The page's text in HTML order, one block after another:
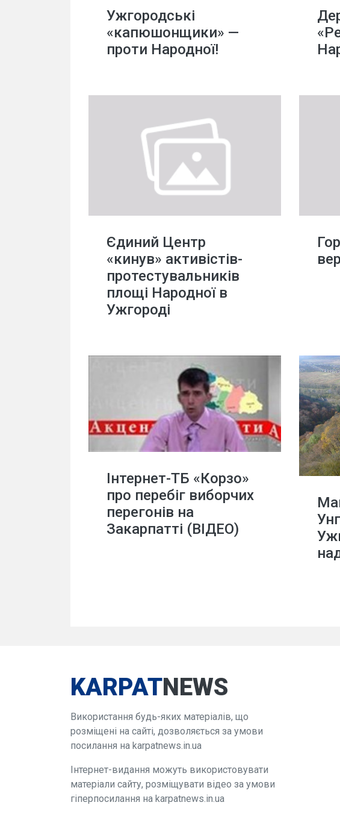
Ужгородські
«капюшонщики» —
проти Народної!
Єдиний Центр
«кинув» активістів-
протестувальників
площі Народної в
Ужгороді
Інтернет-ТБ «Корзо»
про перебіг виборчих
перегонів на
Закарпатті (ВІДЕО)
KARPATNEWS
Використання будь-яких матеріалів, що
розміщені на сайті, дозволяється за умови
посилання на karpatnews.in.ua
Інтернет-видання можуть використовувати
матеріали сайту, розміщувати відео за умови
гіперпосилання на karpatnews.in.ua